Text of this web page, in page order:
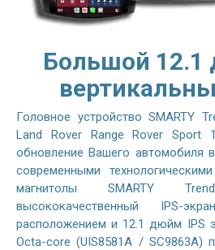
Большой 12.1
Головное устройство SMARTY
Land Rover Range Rover Sport
обновление Вашего автомобиля
современными
магнитолы SMARTY
высококачественный IPS-
расположением и 12.1 дюйм IPS
Octa-core (UIS8581A / SC9863A)